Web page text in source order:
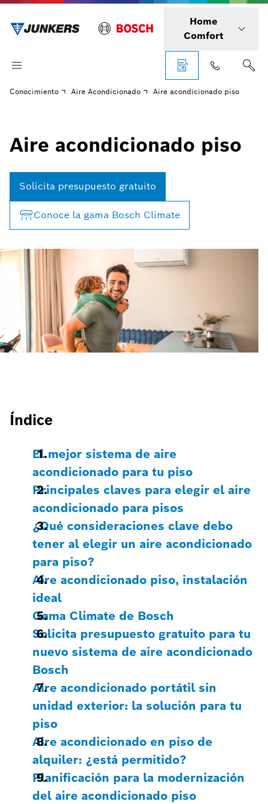
Home
Comfort
Conocimiento Aire Acondicionado Aire acondicionado piso
Aire acondicionado piso
Solicita presupuesto gratuito
Conoce la gama Bosch Climate
Índice
El mejor sistema de aire
acondicionado para tu piso
Principales claves para elegir el aire
acondicionado para pisos
¿Qué consideraciones clave debo
tener al elegir un aire acondicionado
para piso?
Aire acondicionado piso, instalación
ideal
Gama Climate de Bosch
Solicita presupuesto gratuito para tu
nuevo sistema de aire acondicionado
Bosch
Aire acondicionado portátil sin
unidad exterior: la solución para tu
piso
Aire acondicionado en piso de
alquiler: ¿está permitido?
Planificación para la modernización
del aire acondicionado piso